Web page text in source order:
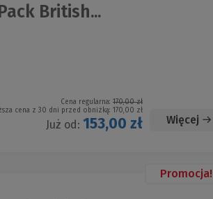
British...
Cena regularna: 170,00 zł
cena z 30 dni przed obniżką: 170,00 zł
Już od: 153,00 zł Więcej
Promocja!